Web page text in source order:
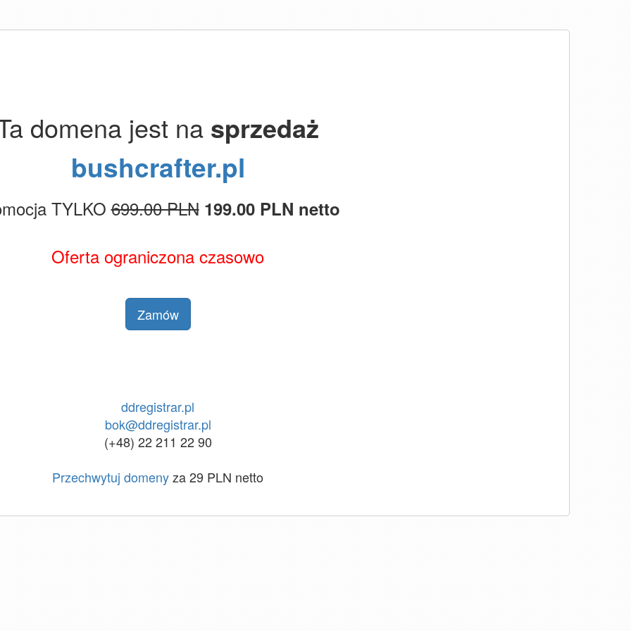
domena jest na sprzedaż
bushcrafter.pl
TYLKO699.00 PLN 199.00 PLN netto
Oferta ograniczona czasowo
Zamów
ddregistrar.pl
bok@ddregistrar.pl
(+48) 22 211 22 90
Przechwytuj domenyza 29 PLN netto